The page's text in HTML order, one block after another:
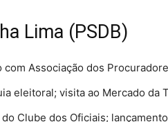
Lima (PSDB)
com Associação dos
eleitoral; visita ao Mercado da
Clube dos Oficiais;